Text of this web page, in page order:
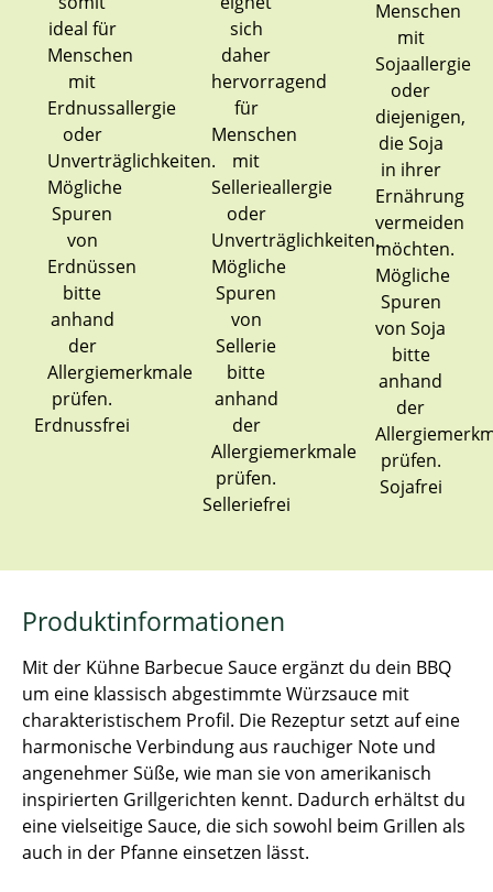
Erdnussfrei
Selleriefrei
Sojafrei
Produktinformationen
Mit der Kühne Barbecue Sauce ergänzt du dein BBQ
um eine klassisch abgestimmte Würzsauce mit
charakteristischem Profil. Die Rezeptur setzt auf eine
harmonische Verbindung aus rauchiger Note und
angenehmer Süße, wie man sie von amerikanisch
inspirierten Grillgerichten kennt. Dadurch erhältst du
eine vielseitige Sauce, die sich sowohl beim Grillen als
auch in der Pfanne einsetzen lässt.